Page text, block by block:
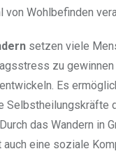
von Wohlbefinden
setzen viele
zu gewinnen
Es
Selbstheilungskräfte
das Wandern in
eine soziale